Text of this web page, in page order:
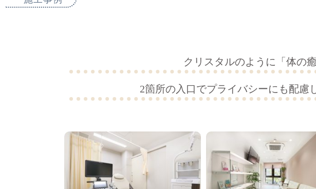
クリスタルのように「体の
2箇所の入口でプライバシーにも配慮